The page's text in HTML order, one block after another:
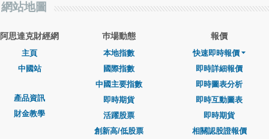
網站地圖
阿思達克財經網
主頁
中國站
產品資訊
財金教學
巿場動態
本地指數
國際指數
中國主要指數
即時期貨
活躍股票
創新高/低股票
報價
快速即時報價
即時詳細報價
即時圖表分析
即時互動圖表
即時期貨
相關認股證報價